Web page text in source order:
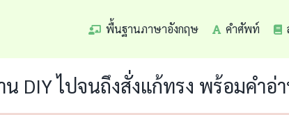
พื้นฐานภาษาอังกฤษ คำศัพท์
DIY ไปจนถึงสั่งแก้ทรง พร้อมคำอ่